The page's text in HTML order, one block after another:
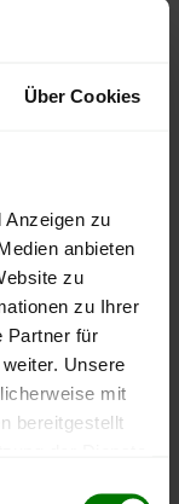
Über Cookies
Anzeigen zu
anbieten
zu
zu Ihrer
Partner für
Unsere
mit
bereitgestellt
Mai
in Deutschland